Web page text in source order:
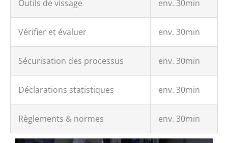
Outils de vissage env. 30min
Vérifier et évaluer env. 30min
Sécurisation des processus env. 30min
Déclarations statistiques env. 30min
Règlements & normes env. 30min